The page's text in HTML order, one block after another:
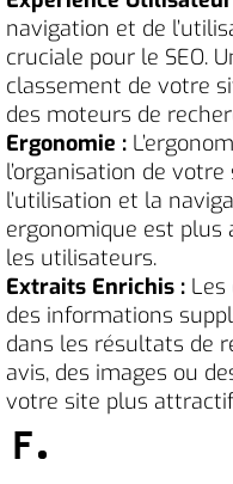
navigation et de
cruciale pour le SEO.
classement de votre
des moteurs de
Ergonomie :
l’organisation de
l’utilisation et la
ergonomique est
les utilisateurs.
Extraits Enrichis :
des informations
dans les résultats de
avis, des images ou
votre site plus
F